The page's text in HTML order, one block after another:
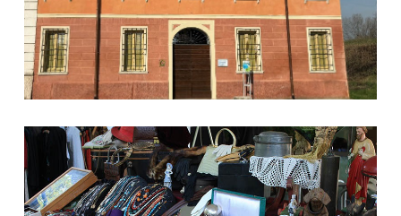
La tradizionale mostra-scambio dei collezionisti